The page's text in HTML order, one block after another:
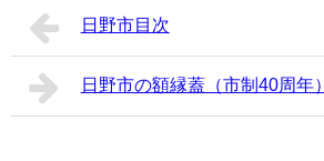
日野市目次
日野市の額縁蓋（市制40周年）